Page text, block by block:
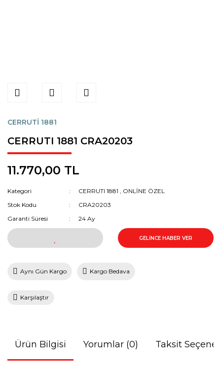
CERRUTİ 1881
CERRUTI 1881 CRA20203
11.770,00 TL
Kategori CERRUTI 1881 , ONLİNE ÖZEL
Stok Kodu
CRA20203
Garanti Süresi
24 Ay
GELİNCE HABER VER
Aynı Gün Kargo Kargo Bedava
Karşılaştır
Ürün Bilgisi Yorumlar (0) Taksit